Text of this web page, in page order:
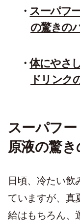
スーパフ
の驚きの
体にやさ
ドリンク
スーパフ
原液の驚
日頃、冷たい飲
ていますが、真
給はもちろん、